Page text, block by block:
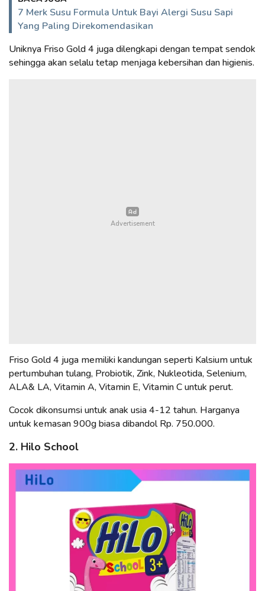
7 Merk Susu Formula Untuk Bayi Alergi Susu Sapi
Yang Paling Direkomendasikan
Uniknya Friso Gold 4 juga dilengkapi dengan tempat sendok
sehingga akan selalu tetap menjaga kebersihan dan higienis.
Friso Gold 4 juga memiliki kandungan seperti Kalsium untuk
pertumbuhan tulang, Probiotik, Zink, Nukleotida, Selenium,
ALA& LA, Vitamin A, Vitamin E, Vitamin C untuk perut.
Cocok dikonsumsi untuk anak usia 4-12 tahun. Harganya
untuk kemasan 900g biasa dibandol Rp. 750.000.
2. Hilo School